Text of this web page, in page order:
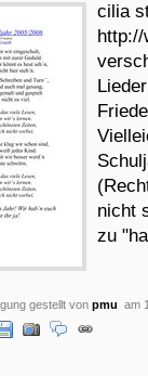
cilia
nicht
zu
gestellt von pmu am